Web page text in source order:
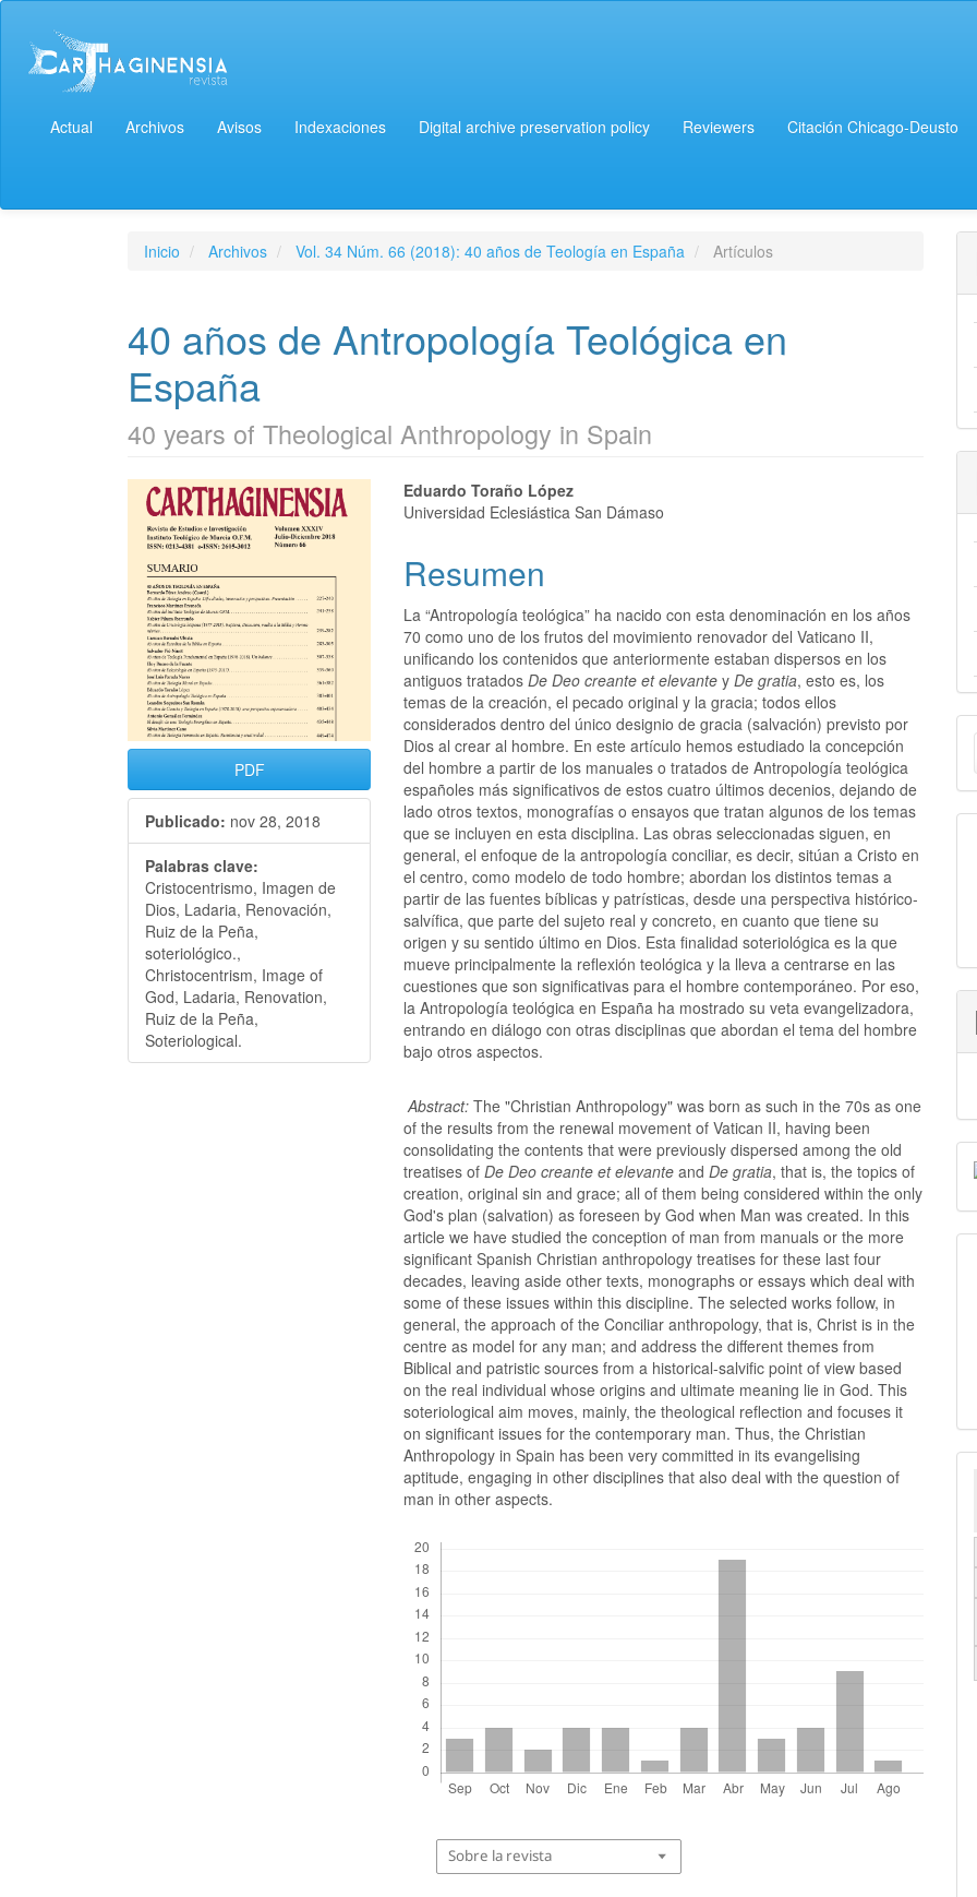
Actual Archivos Avisos Indexaciones Digital archive preservation policy Reviewers Citación Chicago-Deusto
Inicio Archivos Vol. 34 Núm. 66 (2018): 40 años de Teología en España Artículos
40 años de Antropología Teológica en
España
40 years of Theological Anthropology in Spain
PDF
Publicado: nov 28, 2018
Palabras clave:
Cristocentrismo, Imagen de
Dios, Ladaria, Renovación,
Ruiz de la Peña,
soteriológico.,
Christocentrism, Image of
God, Ladaria, Renovation,
Ruiz de la Peña,
Soteriological.
Eduardo Toraño López
Universidad Eclesiástica San Dámaso
Resumen
La “Antropología teológica” ha nacido con esta denominación en los años
70 como uno de los frutos del movimiento renovador del Vaticano II,
unificando los contenidos que anteriormente estaban dispersos en los
antiguos tratadosDe Deo creante et elevanteyDe gratia, esto es, los
temas de la creación, el pecado original y la gracia; todos ellos
considerados dentro del único designio de gracia (salvación) previsto por
Dios al crear al hombre. En este artículo hemos estudiado la concepción
del hombre a partir de los manuales o tratados de Antropología teológica
españoles más significativos de estos cuatro últimos decenios, dejando de
lado otros textos, monografías o ensayos que tratan algunos de los temas
que se incluyen en esta disciplina. Las obras seleccionadas siguen, en
general, el enfoque de la antropología conciliar, es decir, sitúan a Cristo en
el centro, como modelo de todo hombre; abordan los distintos temas a
partir de las fuentes bíblicas y patrísticas, desde una perspectiva histórico-
salvífica, que parte del sujeto real y concreto, en cuanto que tiene su
origen y su sentido último en Dios. Esta finalidad soteriológica es la que
mueve principalmente la reflexión teológica y la lleva a centrarse en las
cuestiones que son significativas para el hombre contemporáneo. Por eso,
la Antropología teológica en España ha mostrado su veta evangelizadora,
entrando en diálogo con otras disciplinas que abordan el tema del hombre
bajo otros aspectos.
Abstract: The "Christian Anthropology" was born as such in the 70s as one
of the results from the renewal movement of Vatican II, having been
consolidating the contents that were previously dispersed among the old
treatises ofDe Deo creante et elevanteandDe gratia, that is, the topics of
creation, original sin and grace; all of them being considered within the only
God's plan (salvation) as foreseen by God when Man was created. In this
article we have studied the conception of man from manuals or the more
significant Spanish Christian anthropology treatises for these last four
decades, leaving aside other texts, monographs or essays which deal with
some of these issues within this discipline. The selected works follow, in
general, the approach of the Conciliar anthropology, that is, Christ is in the
centre as model for any man; and address the different themes from
Biblical and patristic sources from a historical-salvific point of view based
on the real individual whose origins and ultimate meaning lie in God. This
soteriological aim moves, mainly, the theological reflection and focuses it
on significant issues for the contemporary man. Thus, the Christian
Anthropology in Spain has been very committed in its evangelising
aptitude, engaging in other disciplines that also deal with the question of
man in other aspects.
Sobre la revista